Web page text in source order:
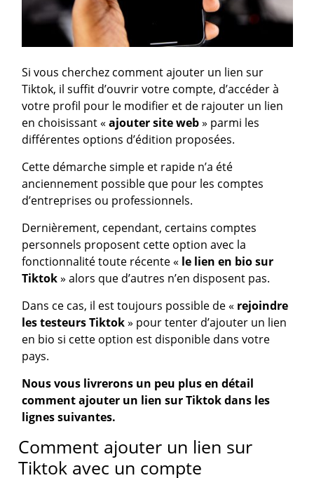
Si vous cherchez comment ajouter un lien sur
Tiktok, il suffit d’ouvrir votre compte, d’accéder à
votre profil pour le modifier et de rajouter un lien
en choisissant « ajouter site web» parmi les
différentes options d’édition proposées.
Cette démarche simple et rapide n’a été
anciennement possible que pour les comptes
d’entreprises ou professionnels.
Dernièrement, cependant, certains comptes
personnels proposent cette option avec la
fonctionnalité toute récente « le lien en bio sur
Tiktok» alors que d’autres n’en disposent pas.
Dans ce cas, il est toujours possible de « rejoindre
les testeurs Tiktok» pour tenter d’ajouter un lien
en bio si cette option est disponible dans votre
pays.
Nous vous livrerons un peu plus en détail
comment ajouter un lien sur Tiktok dans les
lignes suivantes.
Comment ajouter un lien sur
Tiktok avec un compte